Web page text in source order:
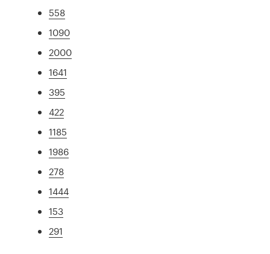
558
1090
2000
1641
395
422
1185
1986
278
1444
153
291